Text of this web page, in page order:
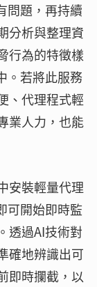
問題，再持續
分析與整理資
行為的特徵樣
。若將此服務
、代理程式輕
業人力，也能
安裝輕量代理
可開始即時監
透過AI技術對
確地辨識出可
即時攔截，以